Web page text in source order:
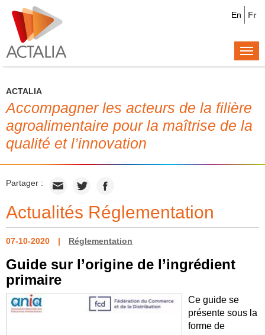
Fr
En
ACTALIA
Accompagner les acteurs de la filière
agroalimentaire pour la maîtrise de la
qualité et l’innovation
Partager :
Actualités Réglementation
07-10-2020 Réglementation
Guide sur l’origine de l’ingrédient
primaire
Ce guide se
présente sous la
forme de